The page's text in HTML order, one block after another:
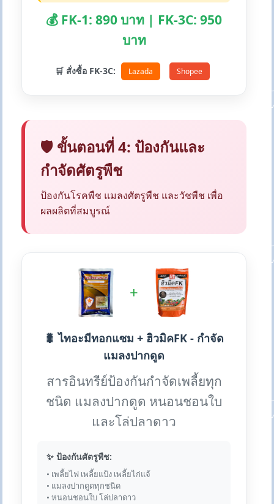
💰 FK-1: 890 บาท | FK-3C: 950
บาท
🛒 สั่งซื้อ FK-3C: Lazada Shopee
🛡️ ขั้นตอนที่ 4: ป้องกันและ
กำจัดศัตรูพืช
ป้องกันโรคพืช แมลงศัตรูพืช และวัชพืช เพื่อ
ผลผลิตที่สมบูรณ์
+
🐛 ไทอะมีทอกแซม + ฮิวมิคFK - กำจัด
แมลงปากดูด
สารอินทรีย์ป้องกันกำจัดเพลี้ยทุก
ชนิด แมลงปากดูด หนอนชอนใบ
และโล่ปลาดาว
✨ ป้องกันศัตรูพืช:
• เพลี้ยไฟ เพลี้ยแป้ง เพลี้ยไก่แจ้
• แมลงปากดูดทุกชนิด
• หนอนชอนใบ โล่ปลาดาว